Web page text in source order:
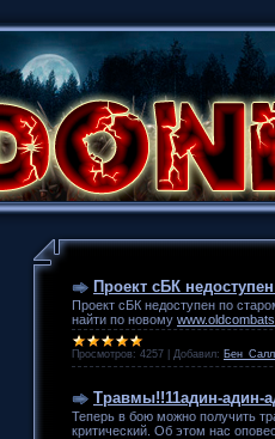
Проект сБК
Проект сБК недоступен по
найти по новому
Просмотров: 4257 Добавил:
Травмы!!11адин-адин-
Теперь в бою можно получить
критический. Об этом нас